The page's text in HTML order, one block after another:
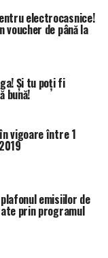
electrocasnice!
voucher de până la
Și tu poți fi
bună!
în vigoare între 1
emisiilor de
prin programul